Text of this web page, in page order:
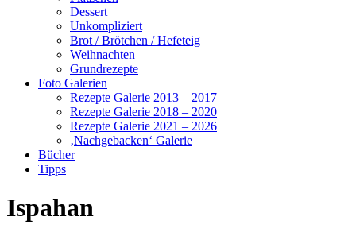
Dessert
Unkompliziert
Brot / Brötchen / Hefeteig
Weihnachten
Grundrezepte
Foto Galerien
Rezepte Galerie 2013 – 2017
Rezepte Galerie 2018 – 2020
Rezepte Galerie 2021 – 2026
‚Nachgebacken‘ Galerie
Bücher
Tipps
Ispahan